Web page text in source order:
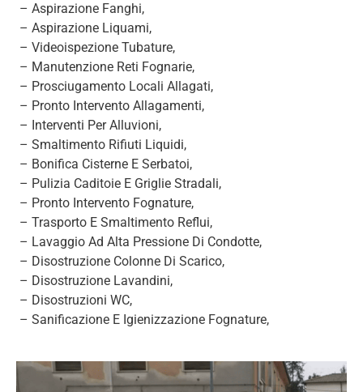
– Aspirazione Fanghi,
– Aspirazione Liquami,
– Videoispezione Tubature,
– Manutenzione Reti Fognarie,
– Prosciugamento Locali Allagati,
– Pronto Intervento Allagamenti,
– Interventi Per Alluvioni,
– Smaltimento Rifiuti Liquidi,
– Bonifica Cisterne E Serbatoi,
– Pulizia Caditoie E Griglie Stradali,
– Pronto Intervento Fognature,
– Trasporto E Smaltimento Reflui,
– Lavaggio Ad Alta Pressione Di Condotte,
– Disostruzione Colonne Di Scarico,
– Disostruzione Lavandini,
– Disostruzioni WC,
– Sanificazione E Igienizzazione Fognature,